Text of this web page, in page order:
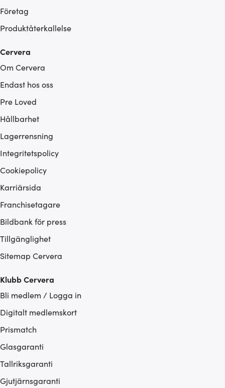
Företag
Produktåterkallelse
Cervera
Om Cervera
Endast hos oss
Pre Loved
Hållbarhet
Lagerrensning
Integritetspolicy
Cookiepolicy
Karriärsida
Franchisetagare
Bildbank för press
Tillgänglighet
Sitemap Cervera
Klubb Cervera
Bli medlem / Logga in
Digitalt medlemskort
Prismatch
Glasgaranti
Tallriksgaranti
Gjutjärnsgaranti